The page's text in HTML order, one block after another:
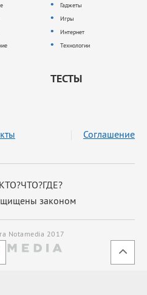
Гаджеты
Игры
Интернет
Технологии
ТЕСТЫ
законом
Соглашение
Notamedia 2017